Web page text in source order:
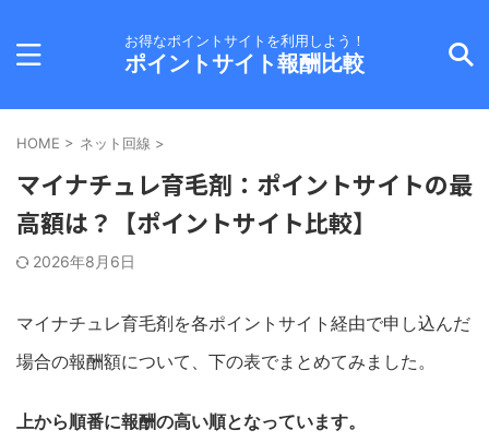
お得なポイントサイトを利用しよう！
ポイントサイト報酬比較
HOME > ネット回線 >
マイナチュレ育毛剤：ポイントサイトの最
高額は？【ポイントサイト比較】
2026年8月6日
マイナチュレ育毛剤を各ポイントサイト経由で申し込んだ
場合の報酬額について、下の表でまとめてみました。
上から順番に報酬の高い順となっています。